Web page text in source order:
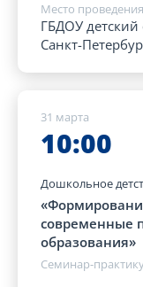
Место проведения
ГБДОУ
Санкт-
31 марта
10:00
Дошкольное
современные
образования»
Семинар-